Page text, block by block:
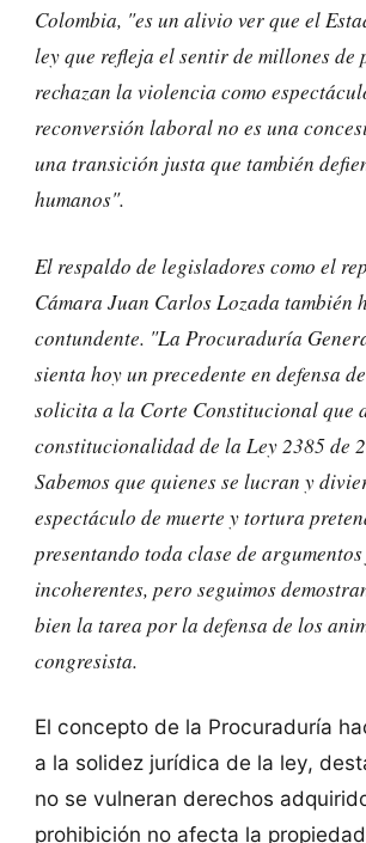
Colombia, "es un alivio ver que el
ley que refleja el sentir de millones de
rechazan la violencia como
reconversión laboral no es una
una transición justa que también
humanos".
El respaldo de legisladores como el
Cámara Juan Carlos Lozada también
contundente. "La Procuraduría
sienta hoy un precedente en defensa
solicita a la Corte Constitucional que
constitucionalidad de la Ley 2385 de
Sabemos que quienes se lucran y
espectáculo de muerte y tortura
presentando toda clase de
incoherentes, pero seguimos
bien la tarea por la defensa de los
congresista.
El concepto de la Procuraduría
a la solidez jurídica de la ley,
no se vulneran derechos
prohibición no afecta la